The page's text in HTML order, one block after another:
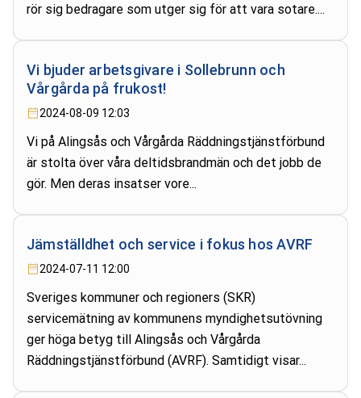
rör sig bedragare som utger sig för att vara sotare....
Vi bjuder arbetsgivare i Sollebrunn och
Vårgårda på frukost!
2024-08-09 12:03
Vi på Alingsås och Vårgårda Räddningstjänstförbund
är stolta över våra deltidsbrandmän och det jobb de
gör. Men deras insatser vore...
Jämställdhet och service i fokus hos AVRF
2024-07-11 12:00
Sveriges kommuner och regioners (SKR)
servicemätning av kommunens myndighetsutövning
ger höga betyg till Alingsås och Vårgårda
Räddningstjänstförbund (AVRF). Samtidigt visar...